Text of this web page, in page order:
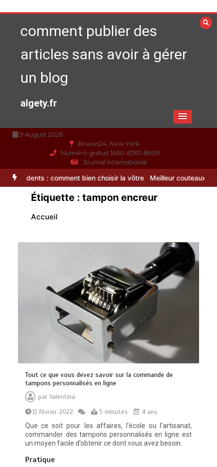
au
contenucomment publier des
articles sans avoir à gérer
un blog
algety.fr
9 August 2026
Bnews24, New York
Numéro gratuit 1660-6767-8909
Journal international
: comment bien choisir la vôtre Meilleur couteaux de cuisine
Étiquette : tampon encreur
Accueil
Tout ce que vous devez savoir sur la commande de
tampons personnalisés en ligne
parValentina
11 février 2022
5 minutes
4 ans
Que ce soit pour les affaires, l’école ou l’artisanat,
commander des tampons personnalisés en ligne est
un moyen facile d’obtenir ce dont vous avez besoin.
Pratique
Brosse à dents : comment bien choisir
la vôtre
Vitalité au quotidien : découvrez notre
banc d’essai 2026 des 9 meilleurs
compléments d’oméga 3
0 24 minutes